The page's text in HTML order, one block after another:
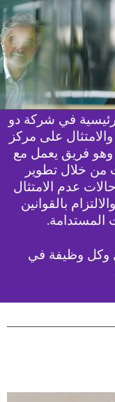
في شركة دو
والامتثال على مركز
وهو فريق يعمل مع
من خلال تطوير
عدم الامتثال
بالقوانين
المستدامة.
وكل وظيفة في